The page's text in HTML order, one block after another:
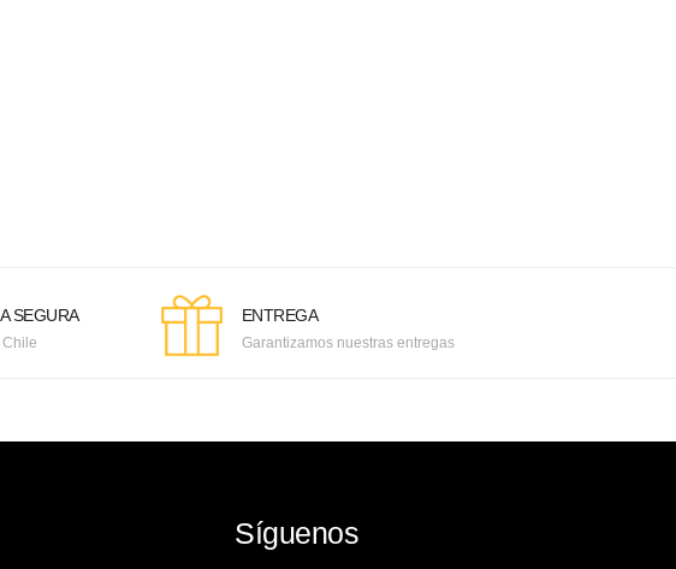
SEGURA ENTREGA
Garantizamos nuestras entregas
Síguenos